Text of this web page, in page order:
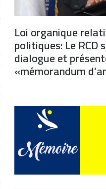
Loi organique
politiques: Le RCD
dialogue et
«mémorandum